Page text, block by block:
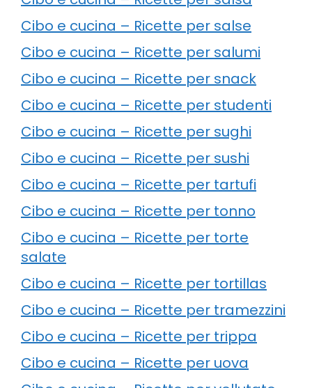
Cibo e cucina – Ricette per salse
Cibo e cucina – Ricette per salumi
Cibo e cucina – Ricette per snack
Cibo e cucina – Ricette per studenti
Cibo e cucina – Ricette per sughi
Cibo e cucina – Ricette per sushi
Cibo e cucina – Ricette per tartufi
Cibo e cucina – Ricette per tonno
Cibo e cucina – Ricette per torte
salate
Cibo e cucina – Ricette per tortillas
Cibo e cucina – Ricette per tramezzini
Cibo e cucina – Ricette per trippa
Cibo e cucina – Ricette per uova